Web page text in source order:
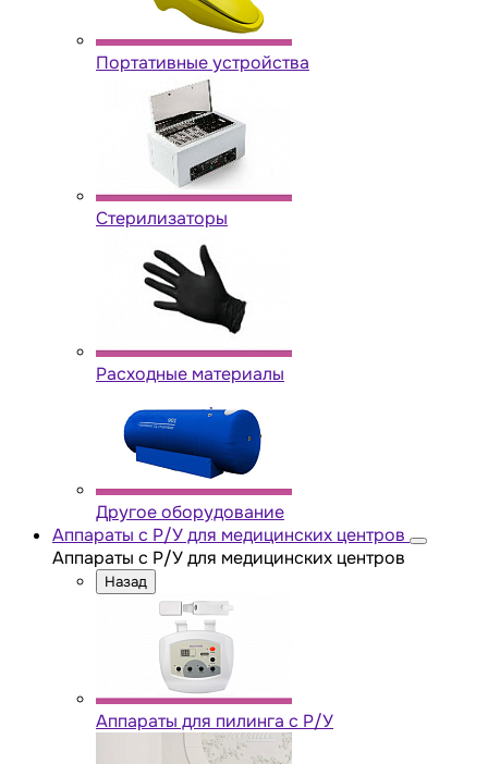
Портативные устройства
Стерилизаторы
Расходные материалы
Другое оборудование
Аппараты с Р/У для медицинских центров
Аппараты с Р/У для медицинских центров
Назад
Аппараты для пилинга с Р/У